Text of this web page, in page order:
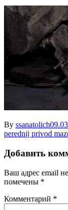
By ssanatolich
Навигация
по
записям
perednij privod
Добавить
Ваш адрес email
помечены *
Комментарий *